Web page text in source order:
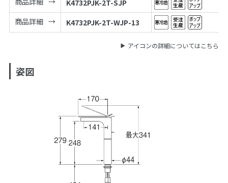
K4732PJK-2T-SJP
商品詳細
K4732PJK-2T-WJP-13
アイコンの詳細についてはこちら
姿図